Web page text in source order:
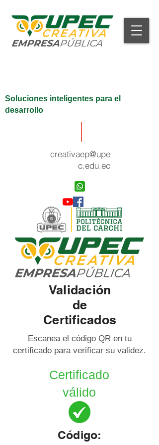
Soluciones inteligentes para el
desarrollo
creativaep@upe
c.edu.ec
Validación
de
Certificados
Escanea el código QR en tu
certificado para verificar su validez.
Certificado
válido
Código: